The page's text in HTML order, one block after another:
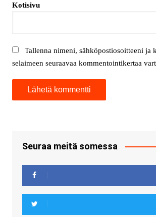
Kotisivu
Tallenna nimeni, sähköpostiosoitteeni ja
selaimeen seuraavaa kommentointikertaa
Seuraa meitä somessa